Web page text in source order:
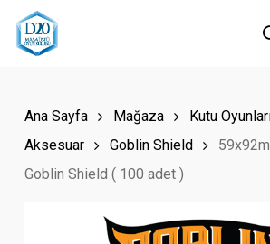
Skip
Ana Sayfa Mağaza Kutu
Aksesuar
Goblin Shield
Goblin Shield ( 100 adet )